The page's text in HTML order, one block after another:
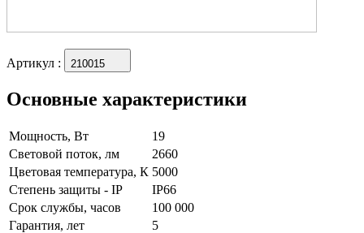
Артикул : 210015
Основные характеристики
Мощность, Вт
19
Световой поток, лм
2660
Цветовая температура, К 5000
Степень защиты - IP
IP66
Срок службы, часов
100 000
Гарантия, лет
5